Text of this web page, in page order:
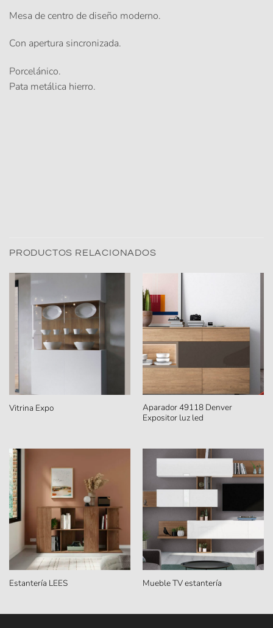
Mesa de centro de diseño moderno.
Con apertura sincronizada.
Porcelánico.
Pata metálica hierro.
PRODUCTOS RELACIONADOS
Vitrina Expo
Aparador 49118 Denver
Expositor luz led
Estantería LEES Mueble TV estantería